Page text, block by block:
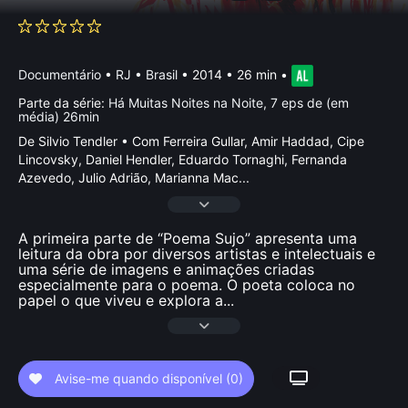
Documentário • RJ • Brasil • 2014 • 26 min •
Parte da série: Há Muitas Noites na Noite, 7 eps de (em
média) 26min
De Silvio Tendler • Com Ferreira Gullar, Amir Haddad, Cipe
Lincovsky, Daniel Hendler, Eduardo Tornaghi, Fernanda
Azevedo, Julio Adrião, Marianna Mac...
A primeira parte de “Poema Sujo” apresenta uma
leitura da obra por diversos artistas e intelectuais e
uma série de imagens e animações criadas
especialmente para o poema. O poeta coloca no
papel o que viveu e explora a...
Avise-me quando disponível (0)